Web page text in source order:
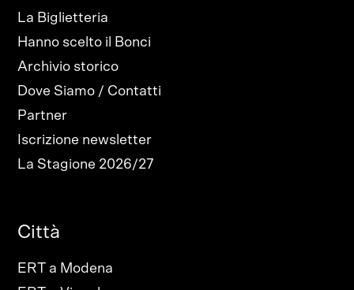
La Biglietteria
Hanno scelto il Bonci
Archivio storico
Dove Siamo / Contatti
Partner
Iscrizione newsletter
La Stagione 2026/27
Città
ERT a Modena